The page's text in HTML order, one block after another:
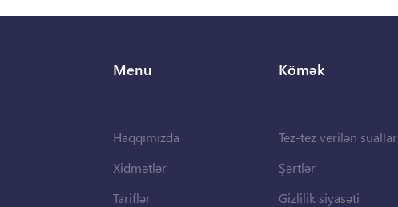
Menu
Haqqımızda
Xidmətlər
Tariflər
Kömək
Tez-tez verilən suallar
Şərtlər
Gizlilik siyasəti